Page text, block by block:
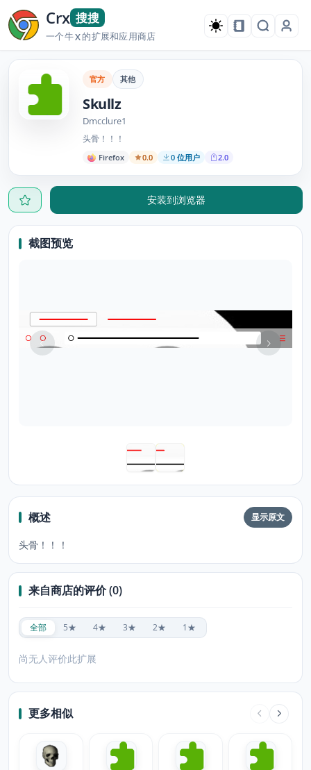
Crx 搜搜
一个牛X的扩展和应用商店
官方 其他
Skullz
Dmcclure1
头骨！！！
Firefox 0.0 0 位用户 2.0
安装到浏览器
截图预览
概述 显示原文
头骨！！！
来自商店的评价 (0)
全部 5★ 4★ 3★ 2★ 1★
尚无人评价此扩展
更多相似